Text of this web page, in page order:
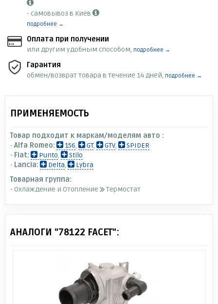
- самовывоз в Киев
подробнее →
Оплата при получении
или другим удобным способом, подробнее →
Гарантия
обмен/возврат товара в течение 14 дней, подробнее →
ПРИМЕНЯЕМОСТЬ
Товар подходит к маркам/моделям авто :
- Alfa Romeo: 156, GT, GTV,
SPIDER
- Fiat: Punto,
Stilo
- Lancia: Delta,
Lybra
Товарная группа:
- Охлаждение и Отопление
Термостат
АНАЛОГИ "78122 FACET":